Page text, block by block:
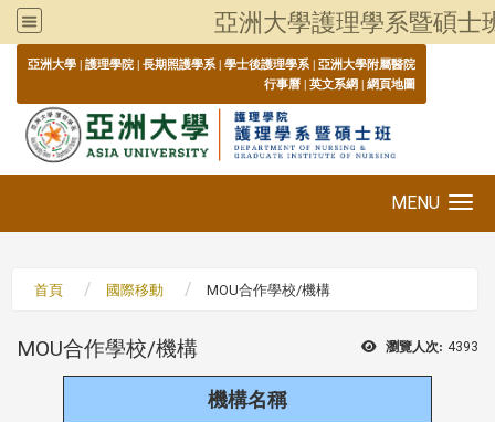
亞洲大學護理學系暨碩士
亞洲大學 | 護理學院 | 長期照護學系 | 學士後護理學系 | 亞洲大學附屬醫院
行事曆 | 英文系網 | 網頁地圖
MENU
首頁 國際移動 MOU合作學校/機構
瀏覽人次: 4393
MOU合作學校/機構
機構名稱